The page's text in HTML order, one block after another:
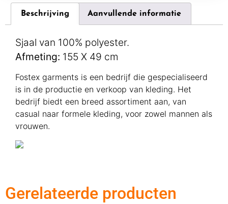
Beschrijving Aanvullende informatie
Sjaal van 100% polyester.
Afmeting: 155 X 49 cm
Fostex garments is een bedrijf die gespecialiseerd
is in de productie en verkoop van kleding. Het
bedrijf biedt een breed assortiment aan, van
casual naar formele kleding, voor zowel mannen als
vrouwen.
Gerelateerde producten